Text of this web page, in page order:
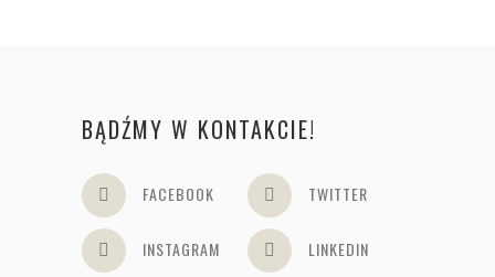
BĄDŹMY W KONTAKCIE!
FACEBOOK TWITTER
INSTAGRAM LINKEDIN